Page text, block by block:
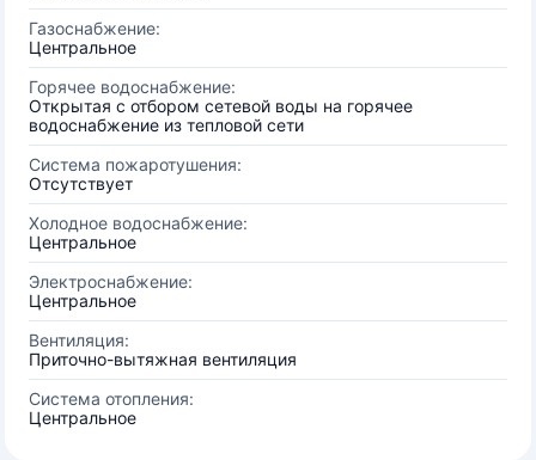
Газоснабжение:
Центральное
Горячее водоснабжение:
Открытая с отбором сетевой воды на горячее
водоснабжение из тепловой сети
Система пожаротушения:
Отсутствует
Холодное водоснабжение:
Центральное
Электроснабжение:
Центральное
Вентиляция:
Приточно-вытяжная вентиляция
Система отопления:
Центральное